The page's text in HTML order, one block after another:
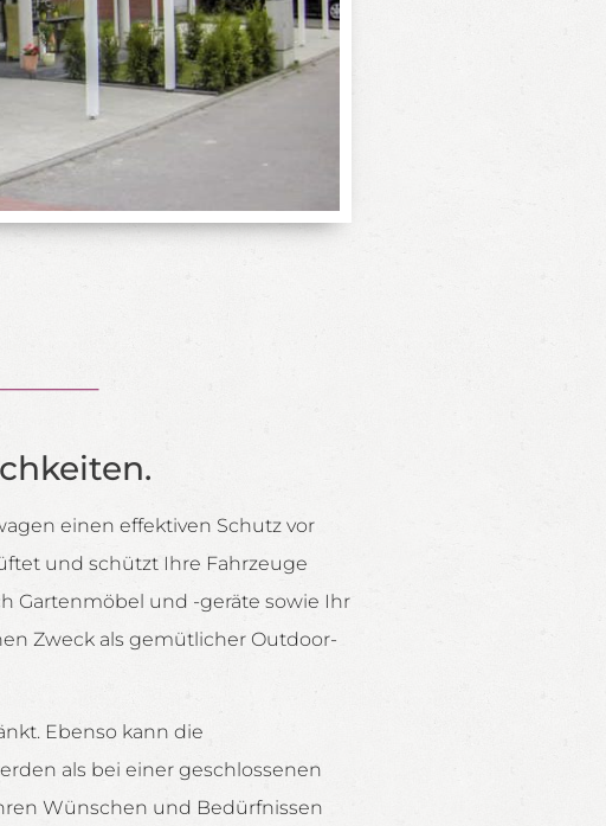
einen effektiven Schutz vor
und schützt Ihre Fahrzeuge
Gartenmöbel und -geräte sowie Ihr
Zweck als gemütlicher Outdoor-
Ebenso kann die
als bei einer geschlossenen
Wünschen und Bedürfnissen